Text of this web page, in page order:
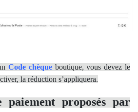
Code chèqueboutique, vous devez le
la réduction s’appliquera.
paiement proposés par